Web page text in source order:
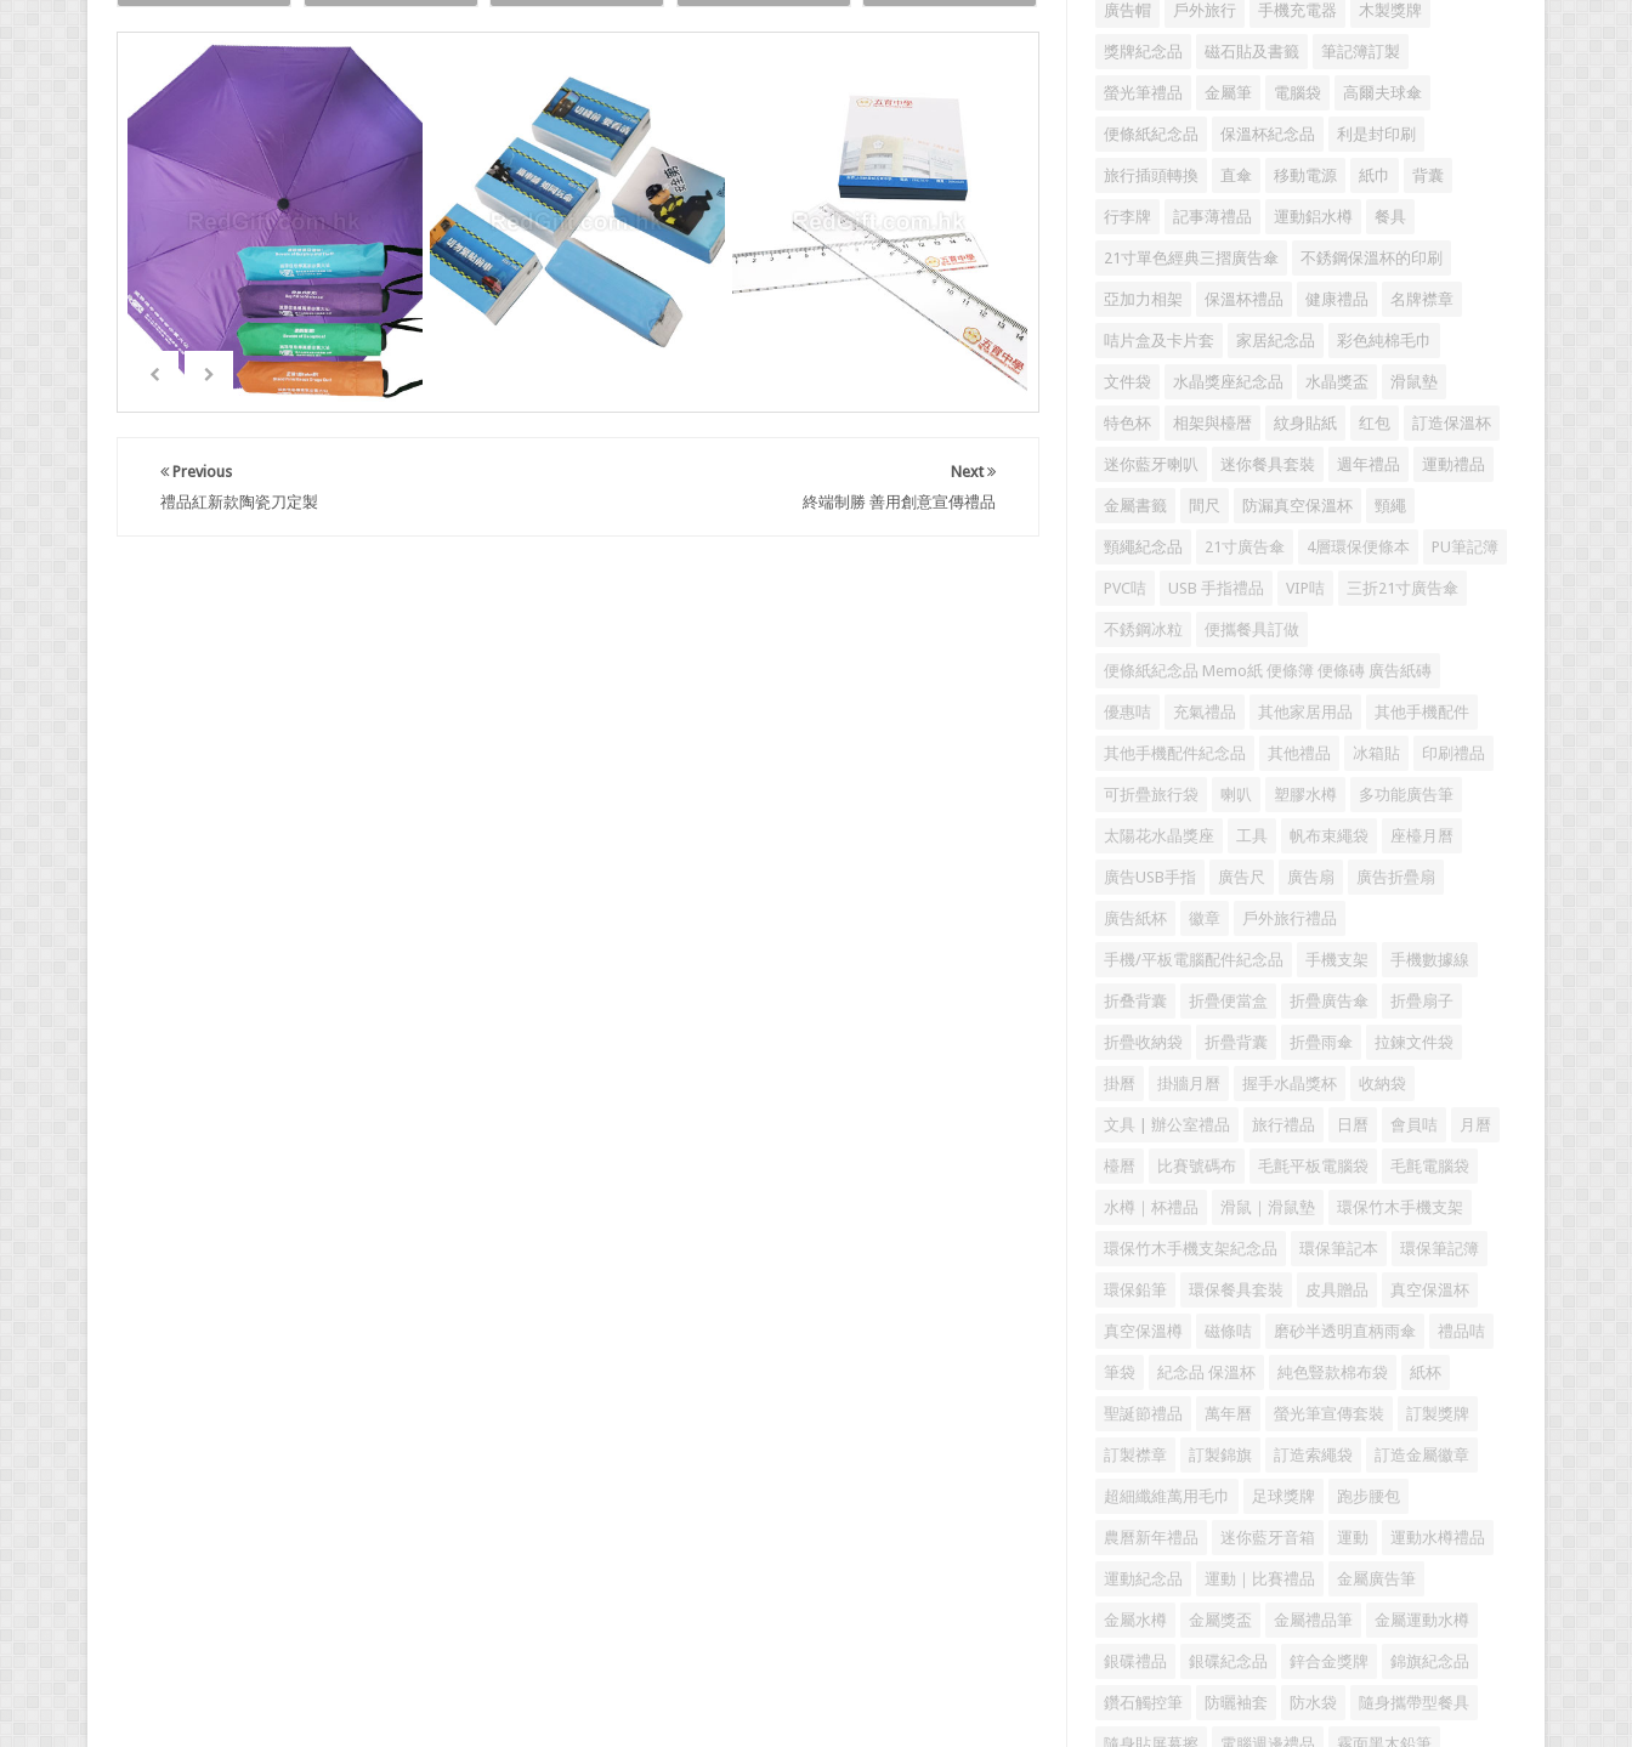
Next
終端制勝 善用創意宣傳禮品
Previous
禮品紅新款陶瓷刀定製
廣告帽 戶外旅行 手機充電器 木製獎牌
獎牌紀念品 磁石貼及書籤 筆記簿訂製
螢光筆禮品 金屬筆 電腦袋 高爾夫球傘
便條紙紀念品 保溫杯紀念品 利是封印刷
旅行插頭轉換 直傘 移動電源 紙巾 背囊
行李牌 記事薄禮品 運動鋁水樽 餐具
21寸單色經典三摺廣告傘 不銹鋼保溫杯的印刷
亞加力相架 保溫杯禮品 健康禮品 名牌襟章
咭片盒及卡片套 家居紀念品 彩色純棉毛巾
文件袋 水晶獎座紀念品 水晶獎盃 滑鼠墊
特色杯 相架與檯暦 紋身貼紙 红包 訂造保溫杯
迷你藍牙喇叭 迷你餐具套裝 週年禮品 運動禮品
金屬書籤 間尺 防漏真空保溫杯 頸繩
頸繩紀念品 21寸廣告傘 4層環保便條本 PU筆記簿
PVC咭 USB 手指禮品 VIP咭 三折21寸廣告傘
不銹鋼冰粒 便攜餐具訂做
便條紙紀念品 Memo紙 便條簿 便條磚 廣告紙磚
優惠咭 充氣禮品 其他家居用品 其他手機配件
其他手機配件紀念品 其他禮品 冰箱貼 印刷禮品
可折疊旅行袋 喇叭 塑膠水樽 多功能廣告筆
太陽花水晶獎座 工具 帆布束繩袋 座檯月曆
廣告USB手指 廣告尺 廣告扇 廣告折疊扇
廣告紙杯 徽章 戶外旅行禮品
手機/平板電腦配件紀念品 手機支架 手機數據線
折叠背囊 折疊便當盒 折疊廣告傘 折疊扇子
折疊收納袋 折疊背囊 折疊雨傘 拉鍊文件袋
掛曆 掛牆月曆 握手水晶獎杯 收納袋
文具 | 辦公室禮品 旅行禮品 日曆 會員咭 月曆
檯曆 比賽號碼布 毛氈平板電腦袋 毛氈電腦袋
水樽｜杯禮品 滑鼠｜滑鼠墊 環保竹木手機支架
環保竹木手機支架紀念品 環保筆記本 環保筆記簿
環保鉛筆 環保餐具套裝 皮具贈品 真空保溫杯
真空保溫樽 磁條咭 磨砂半透明直柄雨傘 禮品咭
筆袋 紀念品 保溫杯 純色豎款棉布袋 紙杯
聖誕節禮品 萬年曆 螢光筆宣傳套裝 訂製獎牌
訂製襟章 訂製錦旗 訂造索繩袋 訂造金屬徽章
超細纖維萬用毛巾 足球獎牌 跑步腰包
農曆新年禮品 迷你藍牙音箱 運動 運動水樽禮品
運動紀念品 運動｜比賽禮品 金屬廣告筆
金屬水樽 金屬獎盃 金屬禮品筆 金屬運動水樽
銀碟禮品 銀碟紀念品 鋅合金獎牌 錦旗紀念品
鑽石觸控筆 防曬袖套 防水袋 隨身攜帶型餐具